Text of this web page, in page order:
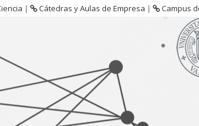
| Cátedras y Aulas de Empresa | Campus